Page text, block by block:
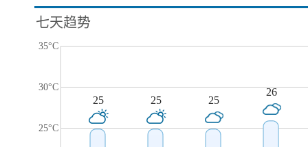
七天趋势
35°C
30°C
25°C
25 25 25
26